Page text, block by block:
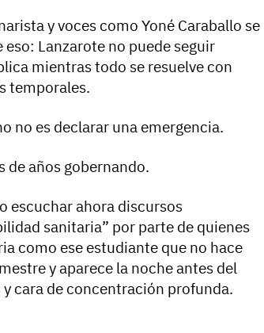
y voces como Yoné Caraballo se
Lanzarote no puede seguir
mientras todo se resuelve con
temporales.
no es declarar una emergencia.
de años gobernando.
escuchar ahora discursos
sanitaria” por parte de quienes
como ese estudiante que no hace
y aparece la noche antes del
cara de concentración profunda.